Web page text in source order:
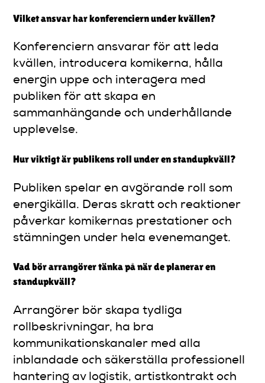
Vilket ansvar har konferenciern under kvällen?
Konferenciern ansvarar för att leda
kvällen, introducera komikerna, hålla
energin uppe och interagera med
publiken för att skapa en
sammanhängande och underhållande
upplevelse.
Hur viktigt är publikens roll under en standupkväll?
Publiken spelar en avgörande roll som
energikälla. Deras skratt och reaktioner
påverkar komikernas prestationer och
stämningen under hela evenemanget.
Vad bör arrangörer tänka på när de planerar en
standupkväll?
Arrangörer bör skapa tydliga
rollbeskrivningar, ha bra
kommunikationskanaler med alla
inblandade och säkerställa professionell
hantering av logistik, artistkontrakt och